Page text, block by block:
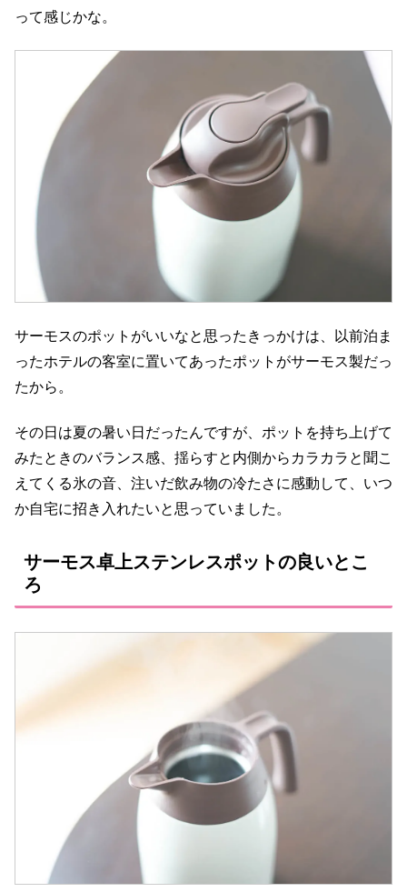
って感じかな。
サーモスのポットがいいなと思ったきっかけは、以前泊ま
ったホテルの客室に置いてあったポットがサーモス製だっ
たから。
その日は夏の暑い日だったんですが、ポットを持ち上げて
みたときのバランス感、揺らすと内側からカラカラと聞こ
えてくる氷の音、注いだ飲み物の冷たさに感動して、いつ
か自宅に招き入れたいと思っていました。
サーモス卓上ステンレスポットの良いとこ
ろ